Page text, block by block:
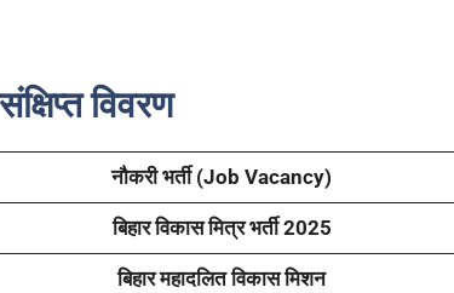
विवरण
नौकरी भर्ती (Job Vacancy)
बिहार विकास मित्र भर्ती 2025
बिहार महादलित विकास मिशन